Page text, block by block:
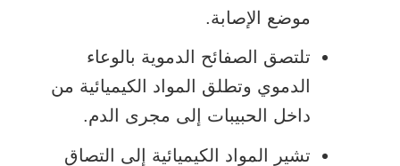
موضع الإصابة.
تلتصق الصفائح الدموية بالوعاء
الدموي وتطلق المواد الكيميائية من
داخل الحبيبات إلى مجرى الدم.
تشير المواد الكيميائية إلى التصاق